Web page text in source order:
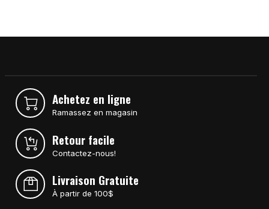
Achetez en ligne
Ramassez en magasin
Retour facile
Contactez-nous!
Livraison Gratuite
À partir de 100$